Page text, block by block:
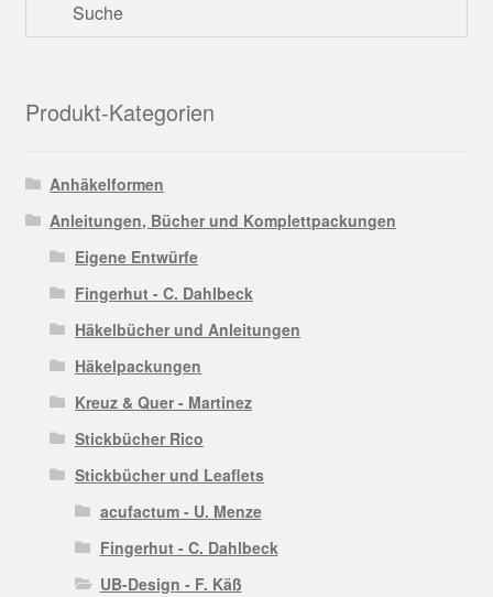
Produkt-Kategorien
Anhäkelformen
Anleitungen, Bücher und Komplettpackungen
Eigene Entwürfe
Fingerhut - C. Dahlbeck
Häkelbücher und Anleitungen
Häkelpackungen
Kreuz & Quer - Martinez
Stickbücher Rico
Stickbücher und Leaflets
acufactum - U. Menze
Fingerhut - C. Dahlbeck
UB-Design - F. Käß